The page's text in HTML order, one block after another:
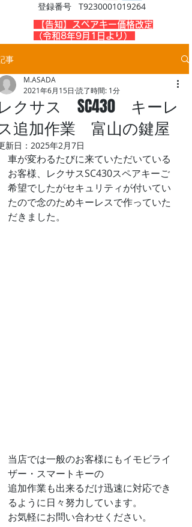
登録番号 T9230001019264
​【告知】スペアキー価格改定
（令和8年9月1日より）
事
クサス SC430 キーレ
追加作業 富山の鍵屋
M.ASADA
2021年6月15日 読了時間: 1分
新日： 2025年2月7日
車が変わるたびに来ていただいている
お客様、レクサスSC430スペアキーご
希望でしたがセキュリティが付いてい
たので念のためキーレスで作っていた
だきました。
当店では一般のお客様にもイモビライ
ザー・スマートキーの
追加作業も出来るだけ迅速に対応でき
るように日々努力しています。
お気軽にお問い合わせください。